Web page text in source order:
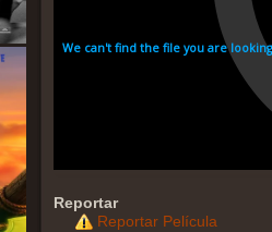
Reportar
Reportar Película